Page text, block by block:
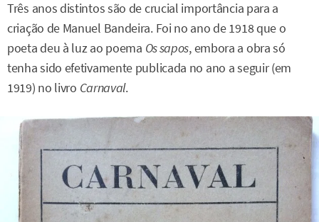
Três anos distintos são de crucial importância para a
criação de Manuel Bandeira. Foi no ano de 1918 que o
poeta deu à luz ao poema Os sapos, embora a obra só
tenha sido efetivamente publicada no ano a seguir (em
1919) no livro Carnaval.